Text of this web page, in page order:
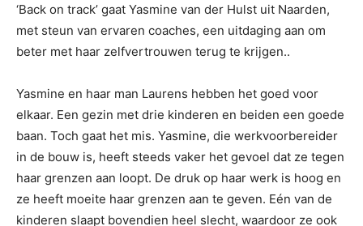
‘Back on track’ gaat Yasmine van der Hulst uit Naarden,
met steun van ervaren coaches, een uitdaging aan om
beter met haar zelfvertrouwen terug te krijgen..
Yasmine en haar man Laurens hebben het goed voor
elkaar. Een gezin met drie kinderen en beiden een goede
baan. Toch gaat het mis. Yasmine, die werkvoorbereider
in de bouw is, heeft steeds vaker het gevoel dat ze tegen
haar grenzen aan loopt. De druk op haar werk is hoog en
ze heeft moeite haar grenzen aan te geven. Eén van de
kinderen slaapt bovendien heel slecht, waardoor ze ook